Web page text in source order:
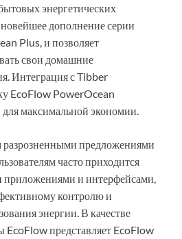
энергетических
дополнение серии
Plus, и позволяет
свои домашние
Интеграция с Tibber
EcoFlow PowerOcean
максимальной экономии.
предложениями
часто приходится
приложениями и интерфейсами,
контролю и
энергии. В качестве
EcoFlow представляет EcoFlow